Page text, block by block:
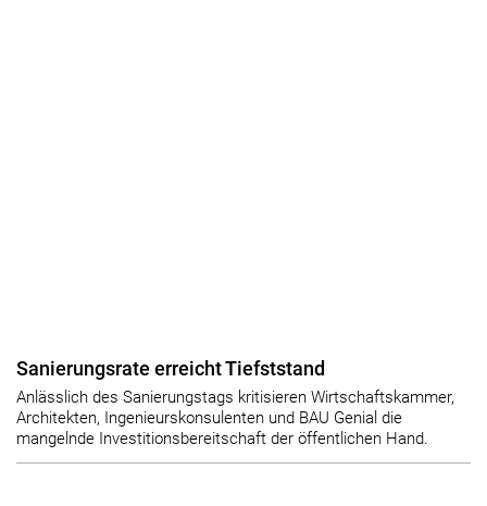
Sanierungsrate erreicht Tiefststand
Anlässlich des Sanierungstags kritisieren Wirtschaftskammer,
Architekten, Ingenieurskonsulenten und BAU Genial die
mangelnde Investitionsbereitschaft der öffentlichen Hand.